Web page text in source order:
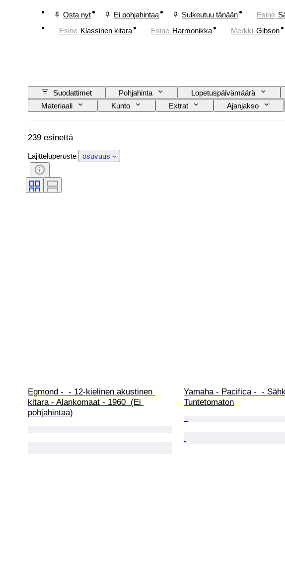
Osta nyt Ei pohjahintaa Sulkeutuu tänään Esine
Esine Klassinen kitara Esine Harmonikka Merkki Gibson
Suodattimet Pohjahinta Lopetuspäivämäärä
Materiaali
Kunto Extrat Ajanjakso
239 esinettä
Lajitteluperuste osuvuus
Egmond -  - 12-kielinen akustinen
kitara - Alankomaat - 1960  (Ei
pohjahintaa)
Yamaha - Pacifica -  -
Tuntetomaton